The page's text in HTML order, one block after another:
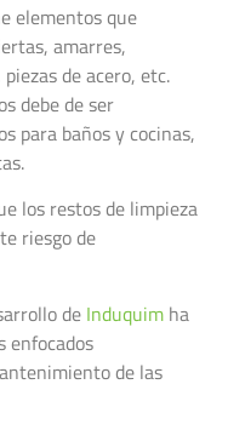
elementos que
amarres,
de acero, etc.
debe de ser
para baños y cocinas,
los restos de limpieza
riesgo de
de Induquim ha
enfocados
de las